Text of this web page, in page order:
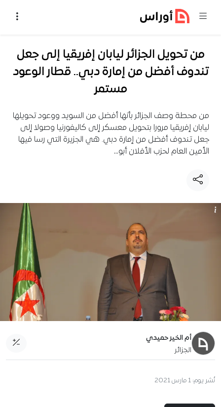
من تحويل الجزائر ليابان إفريقيا إلى جعل
تندوف أفضل من إمارة دبي.. قطار الوعود
مستمر
من محطة وصف الجزائر بأنها أفضل من السويد ووعود تحويلها
ليابان إفريقيا مرورا بتحويل معسكر إلى كاليفورنيا وصولا إلى
جعل تندوف أفضل من إمارة دبي. هي الجزيرة التي رسا فيها
الأمين العام لحزب الأفلان أبو…
أم الخير حميدي
الجزائر
نُشر يوم: 1 مارس 2021